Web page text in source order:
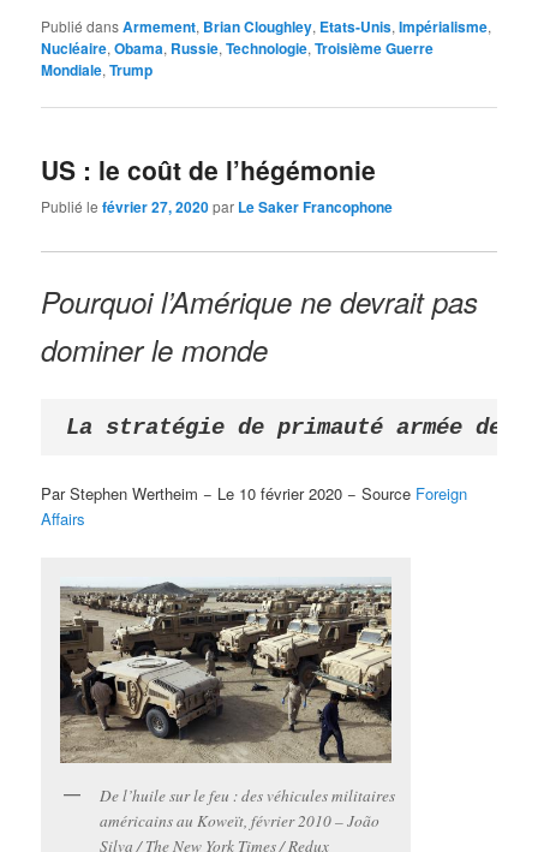
Publié dansArmement, Brian Cloughley, Etats-Unis,Impérialisme,
Nucléaire,Obama, Russie,Technologie,Troisième Guerre
Mondiale,Trump
US : le coût de l’hégémonie
Publié lefévrier 27, 2020par Le Saker Francophone
Pourquoi l’Amérique ne devrait pas
dominer le monde
La stratégie de primauté armée
Par Stephen Wertheim − Le 10 février 2020 − Source Foreign
Affairs
De l’huile sur le feu : des véhicules militaires
américains au Koweït, février 2010 – João
Silva / The New York Times / Redux